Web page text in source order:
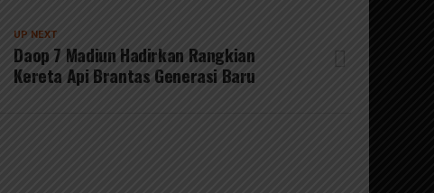
UP NEXT
Daop 7 Madiun Hadirkan Rangkian
Kereta Api Brantas Generasi Baru